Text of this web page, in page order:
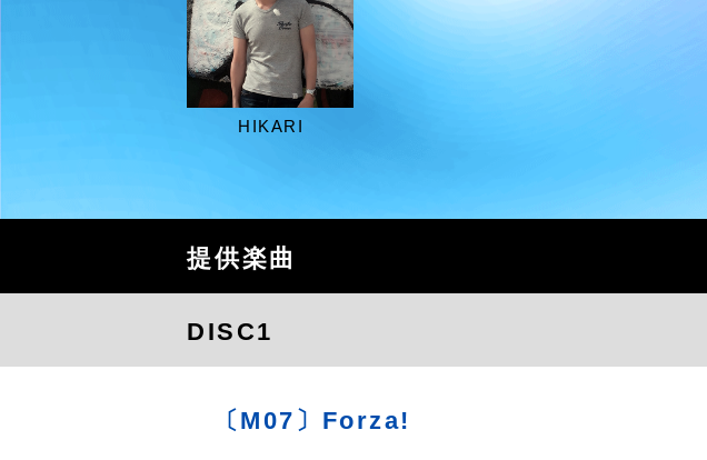
HIKARI
提供楽曲
DISC1
〔M07〕Forza!